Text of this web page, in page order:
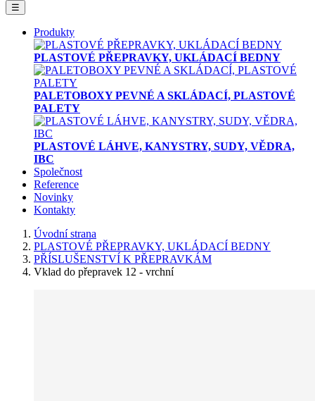
☰
Produkty
PLASTOVÉ PŘEPRAVKY, UKLÁDACÍ BEDNY
PALETOBOXY PEVNÉ A SKLÁDACÍ, PLASTOVÉ
PALETY
PLASTOVÉ LÁHVE, KANYSTRY, SUDY, VĚDRA,
IBC
Společnost
Reference
Novinky
Kontakty
Úvodní strana
PLASTOVÉ PŘEPRAVKY, UKLÁDACÍ BEDNY
PŘÍSLUŠENSTVÍ K PŘEPRAVKÁM
Vklad do přepravek 12 - vrchní